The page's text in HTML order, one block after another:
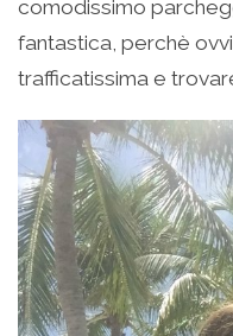
comodissimo
fantastica, perchè
trafficatissima e